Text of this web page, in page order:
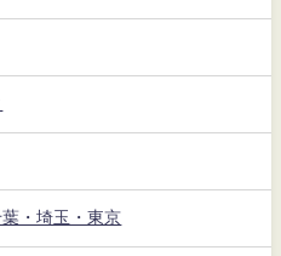
・埼玉・東京